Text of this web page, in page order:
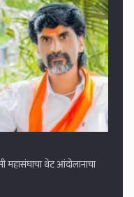
महत्त्वाचे विधान